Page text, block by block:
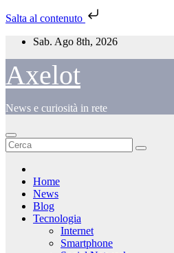
Salta al contenuto
Salta
contenuto
Sab. Ago 8th, 2026
Axelot
News e curiosità in rete
Home
News
Blog
Tecnologia
Internet
Smartphone